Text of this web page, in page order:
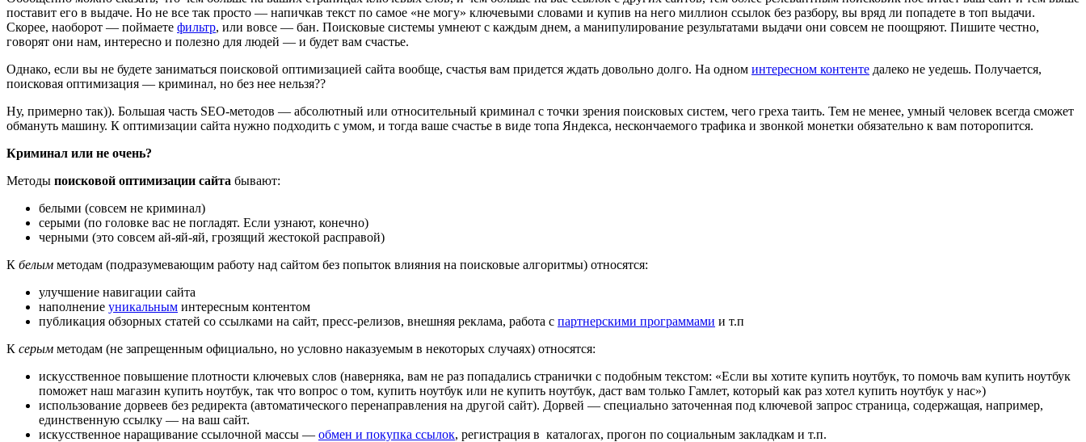
поставит его в выдаче. Но не все так просто — напичкав текст по самое «не могу» ключевыми словами и купив на него миллион ссылок без разбору, вы вряд ли попадете в топ выдачи.
Скорее, наоборот — поймаете фильтр, или вовсе — бан. Поисковые системы умнеют с каждым днем, а манипулирование результатами выдачи они совсем не поощряют. Пишите честно,
говорят они нам, интересно и полезно для людей — и будет вам счастье.
Однако, если вы не будете заниматься поисковой оптимизацией сайта вообще, счастья вам придется ждать довольно долго. На одном интересном контенте далеко не уедешь. Получается,
поисковая оптимизация — криминал, но без нее нельзя??
Ну, примерно так)). Большая часть SEO-методов — абсолютный или относительный криминал с точки зрения поисковых систем, чего греха таить. Тем не менее, умный человек всегда сможет
обмануть машину. К оптимизации сайта нужно подходить с умом, и тогда ваше счастье в виде топа Яндекса, нескончаемого трафика и звонкой монетки обязательно к вам поторопится.
Криминал или не очень?
Методы поисковой оптимизации сайта бывают:
белыми (совсем не криминал)
серыми (по головке вас не погладят. Если узнают, конечно)
черными (это совсем ай-яй-яй, грозящий жестокой расправой)
К белым методам (подразумевающим работу над сайтом без попыток влияния на поисковые алгоритмы) относятся:
улучшение навигации сайта
наполнение уникальным интересным контентом
публикация обзорных статей со ссылками на сайт, пресс-релизов, внешняя реклама, работа с партнерскими программами и т.п
К серым методам (не запрещенным официально, но условно наказуемым в некоторых случаях) относятся:
искусственное повышение плотности ключевых слов (наверняка, вам не раз попадались странички с подобным текстом: «Если вы хотите купить ноутбук, то помочь вам купить ноутбук
поможет наш магазин купить ноутбук, так что вопрос о том, купить ноутбук или не купить ноутбук, даст вам только Гамлет, который как раз хотел купить ноутбук у нас»)
использование дорвеев без редиректа (автоматического перенаправления на другой сайт). Дорвей — специально заточенная под ключевой запрос страница, содержащая, например,
единственную ссылку — на ваш сайт.
искусственное наращивание ссылочной массы — обмен и покупка ссылок, регистрация в каталогах, прогон по социальным закладкам и т.п.